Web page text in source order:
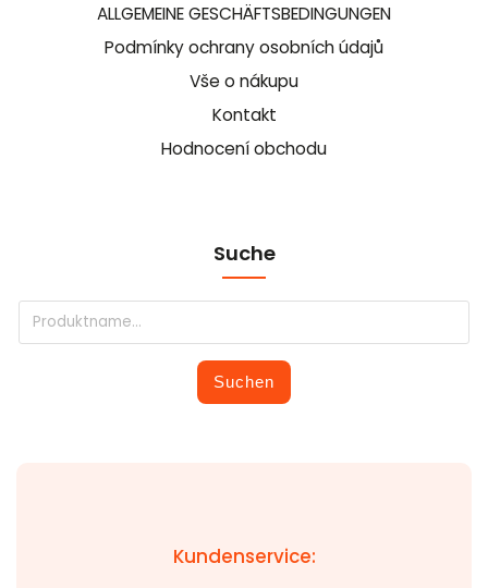
Kundenservice:
ALLGEMEINE GESCHÄFTSBEDINGUNGEN
Podmínky ochrany osobních údajů
Vše o nákupu
Kontakt
Hodnocení obchodu
Suche
Suchen